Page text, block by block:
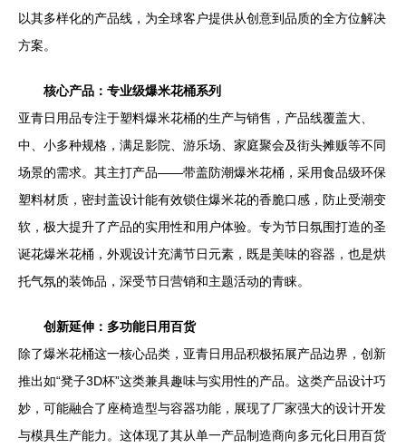
以其多样化的产品线，为全球客户提供从创意到品质的全方位解决
方案。
核心产品：专业级爆米花桶系列
亚青日用品专注于塑料爆米花桶的生产与销售，产品线覆盖大、
中、小多种规格，满足影院、游乐场、家庭聚会及街头摊贩等不同
场景的需求。其主打产品——带盖防潮爆米花桶，采用食品级环保
塑料材质，密封盖设计能有效锁住爆米花的香脆口感，防止受潮变
软，极大提升了产品的实用性和用户体验。专为节日氛围打造的圣
诞花爆米花桶，外观设计充满节日元素，既是美味的容器，也是烘
托气氛的装饰品，深受节日营销和主题活动的青睐。
创新延伸：多功能日用百货
除了爆米花桶这一核心品类，亚青日用品积极拓展产品边界，创新
推出如“凳子3D杯”这类兼具趣味与实用性的产品。这类产品设计巧
妙，可能融合了座椅造型与容器功能，展现了厂家强大的设计开发
与模具生产能力。这体现了其从单一产品制造商向多元化日用百货